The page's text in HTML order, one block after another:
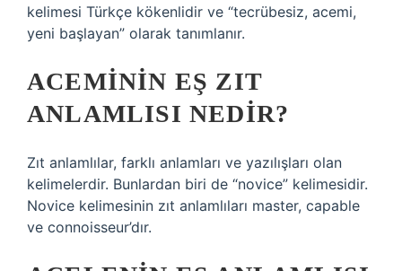
kelimesi Türkçe kökenlidir ve “tecrübesiz, acemi,
yeni başlayan” olarak tanımlanır.
ACEMININ EŞ ZIT
ANLAMLISI NEDIR?
Zıt anlamlılar, farklı anlamları ve yazılışları olan
kelimelerdir. Bunlardan biri de “novice” kelimesidir.
Novice kelimesinin zıt anlamlıları master, capable
ve connoisseur’dır.